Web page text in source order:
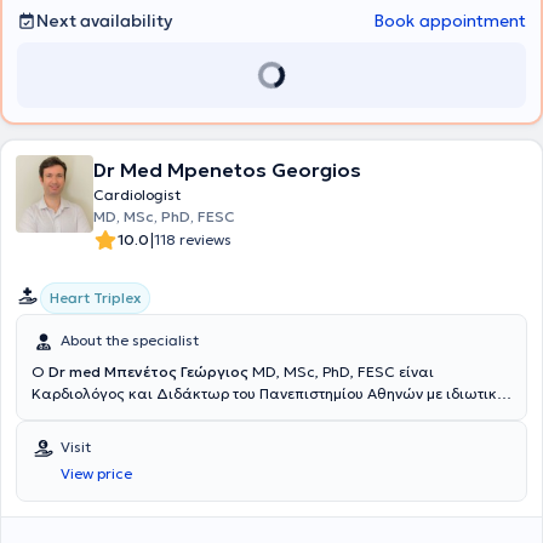
Next availability
Book appointment
Dr Med Mpenetos Georgios
Cardiologist
MD, MSc, PhD, FESC
10.0|118 reviews
Heart Triplex
About the specialist
Ο Dr med Μπενέτος Γεώργιος MD, MSc, PhD, FESC είναι
Καρδιολόγος και Διδάκτωρ του Πανεπιστημίου Αθηνών με ιδιωτικό
Υπότροφος της Α’ Πανεπιστημιακής Καρδιολογικής Κλινικής του
Πανεπιστημίου Αθηνών στο Γενικό Νοσοκομείο Αθηνών
"Ιπποκράτειο", παρέχοντας ερευνητικό και διδακτικό έργο,
Συνεργάτης του ιατρείου Καρδιοογκολογίας της ομώνυμης κλινικής
Visit
View price